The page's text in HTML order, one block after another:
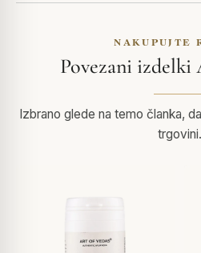
NAKUPUJTE
Povezani izdelki
Izbrano glede na temo članka,
trgovini.